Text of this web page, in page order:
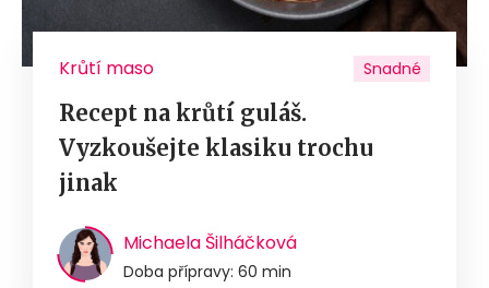
Krůtí maso Snadné
Recept na krůtí guláš.
Vyzkoušejte klasiku trochu
jinak
Michaela Šilháčková
Doba přípravy: 60 min